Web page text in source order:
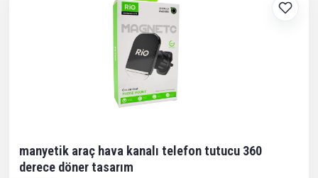
manyetik araç hava kanalı telefon tutucu 360
derece döner tasarım